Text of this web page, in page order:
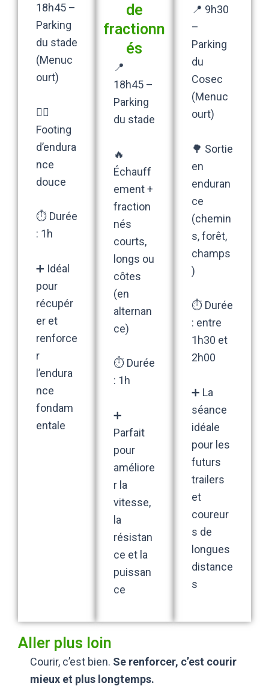
18h45 –
Parking
du stade
(Menuc
ourt)
🏃‍♀️
Footing
d’endura
nce
douce
⏱️ Durée
: 1h
➕ Idéal
pour
récupér
er et
renforce
r
l’endura
nce
fondam
entale
de
fractionn
és
📍
18h45 –
Parking
du stade
🔥
Échauff
ement +
fraction
nés
courts,
longs ou
côtes
(en
alternan
ce)
⏱️ Durée
: 1h
➕
Parfait
pour
améliore
r la
vitesse,
la
résistan
ce et la
puissan
ce
📍 9h30
–
Parking
du
Cosec
(Menuc
ourt)
🌳 Sortie
en
enduran
ce
(chemin
s, forêt,
champs
)
⏱️ Durée
: entre
1h30 et
2h00
➕ La
séance
idéale
pour les
futurs
trailers
et
coureur
s de
longues
distance
s
Aller plus loin
Courir, c’est bien. Se renforcer, c’est courir
mieux et plus longtemps.